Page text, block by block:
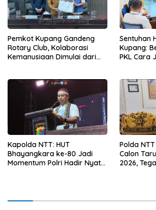
Pemkot Kupang Gandeng
Rotary Club, Kolaborasi
Kemanusiaan Dimulai dari
Sentuhan
Kupang:
PKL Cara
Kapolda NTT: HUT
Bhayangkara ke-80 Jadi
Momentum Polri Hadir Nyata
Polda
Calon
2026,